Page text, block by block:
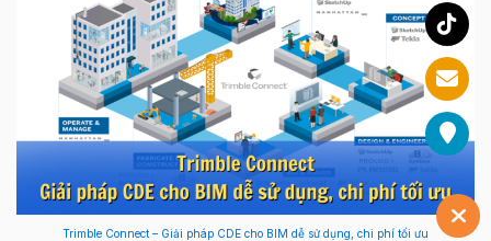
Trimble Connect – Giải pháp CDE cho BIM dễ sử dụng, chi phí tối ưu